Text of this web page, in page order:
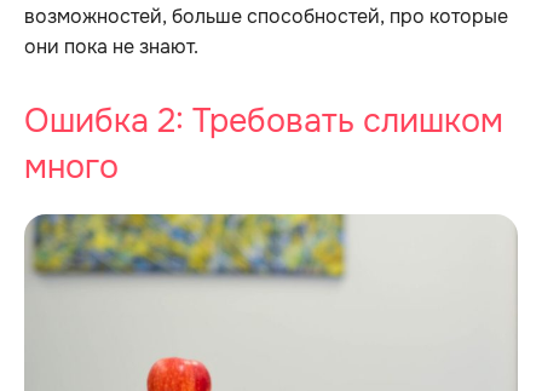
возможностей, больше способностей, про которые
они пока не знают.
Ошибка 2: Требовать слишком
много